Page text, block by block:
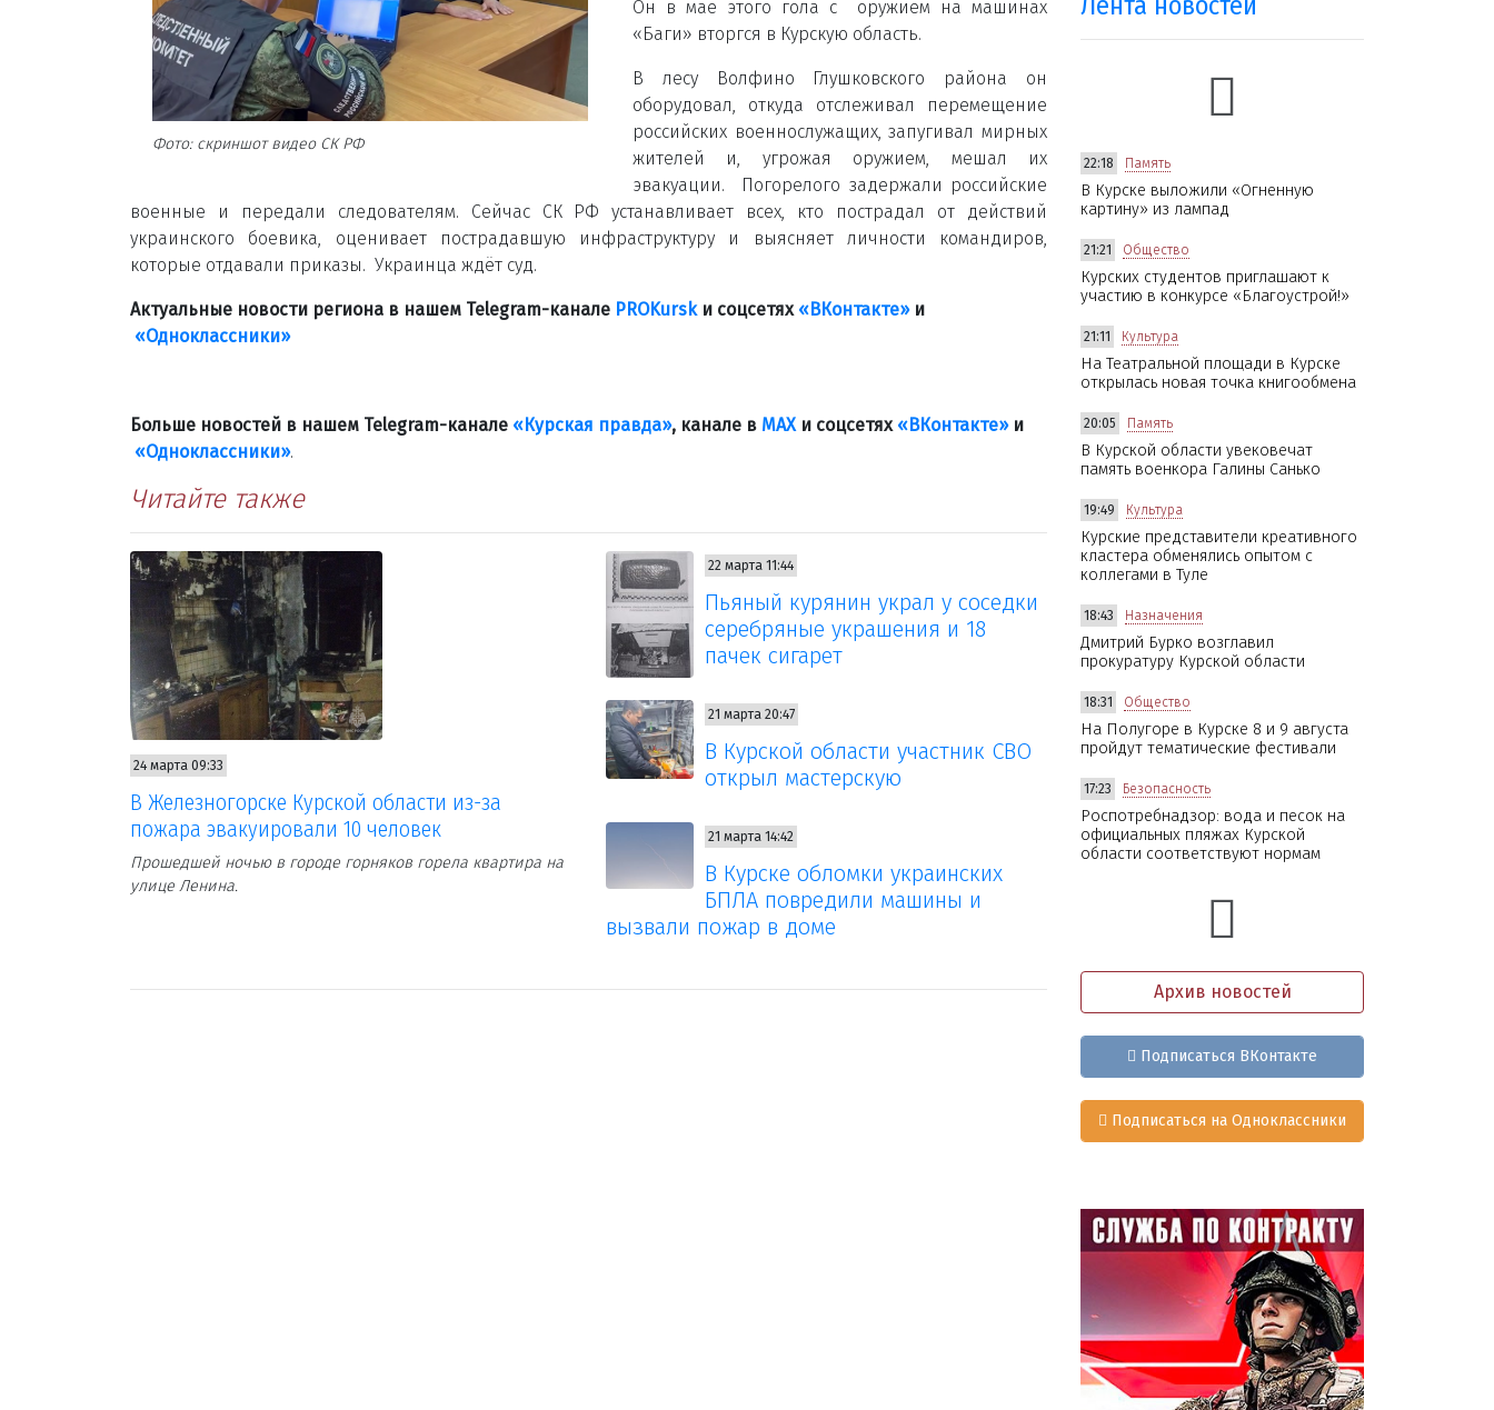
Фото: скриншот видео СК РФ
Он в мае этого гола с оружием на машинах
«Баги» вторгся в Курскую область.
В лесу Волфино Глушковского района он
оборудовал, откуда отслеживал перемещение
российских военнослужащих, запугивал мирных
жителей и, угрожая оружием, мешал их
эвакуации. Погорелого задержали российские
военные и передали следователям. Сейчас СК РФ устанавливает всех, кто пострадал от действий
украинского боевика, оценивает пострадавшую инфраструктуру и выясняет личности командиров,
которые отдавали приказы. Украинца ждёт суд.
Актуальные новости региона в нашем Telegram-канале PROKurskи соцсетях «ВКонтакте»и
«Одноклассники»
Больше новостей в нашем Telegram-канале «Курская правда», канале в МАХ и соцсетях «ВКонтакте»и
«Одноклассники».
Читайте также
24 марта 09:33
В Железногорске Курской области из-за
пожара эвакуировали 10 человек
Прошедшей ночью в городе горняков горела квартира на
улице Ленина.
22 марта 11:44
Пьяный курянин украл у соседки
серебряные украшения и 18
пачек сигарет
21 марта 20:47
В Курской области участник СВО
открыл мастерскую
21 марта 14:42
В Курске обломки украинских
БПЛА повредили машины и
вызвали пожар в доме
22:18 Память
В Курске выложили «Огненную
картину» из лампад
21:21 Общество
Курских студентов приглашают к
участию в конкурсе «Благоустрой!»
21:11 Культура
На Театральной площади в Курске
открылась новая точка книгообмена
20:05 Память
В Курской области увековечат
память военкора Галины Санько
19:49 Культура
Курские представители креативного
кластера обменялись опытом с
коллегами в Туле
18:43 Назначения
Дмитрий Бурко возглавил
прокуратуру Курской области
18:31 Общество
На Полугоре в Курске 8 и 9 августа
пройдут тематические фестивали
17:23 Безопасность
Роспотребнадзор: вода и песок на
официальных пляжах Курской
области соответствуют нормам
Архив новостей
Подписаться ВКонтакте
Подписаться на Одноклассники